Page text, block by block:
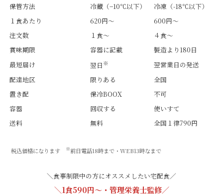
保管方法
冷蔵（−10℃以下）
冷凍（-18℃以下）
１食あたり
620円〜
600円〜
注文数
１食〜
４食〜
賞味期限
容器に記載
製造より180日
最短届け
翌日 ※
翌営業日の発送
配達地区
限りある
全国
置き配
保冷BOOX
不可
容器
回収する
使いすて
送料
無料 全国１律790円
税込価格になります ※前日電話18時まで・WEB13時なまで
＼食事制限中の方にオススメしたい宅配食／
＼1食590円〜・管理栄養士監修／